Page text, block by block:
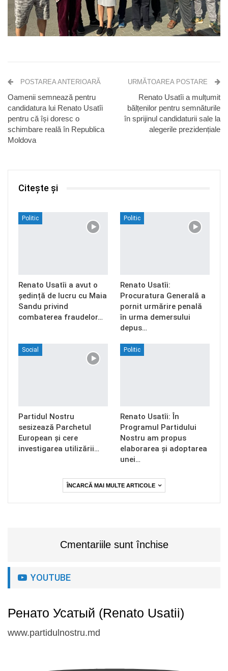
POSTAREA ANTERIOARĂ
Oamenii semnează pentru
candidatura lui Renato Usatîi
pentru că își doresc o
schimbare reală în Republica
Moldova
URMĂTOAREA POSTARE
Renato Usatîi a mulțumit
bălțenilor pentru semnăturile
în sprijinul candidaturii sale la
alegerile prezidențiale
Citește și
Politic
Renato Usatîi a avut o
ședință de lucru cu Maia
Sandu privind
combaterea fraudelor…
Politic
Renato Usatîi:
Procuratura Generală a
pornit urmărire penală
în urma demersului
depus…
Social
Partidul Nostru
sesizează Parchetul
European și cere
investigarea utilizării…
Politic
Renato Usatîi: În
Programul Partidului
Nostru am propus
elaborarea și adoptarea
unei…
ÎNCARCĂ MAI MULTE ARTICOLE
Cmentariile sunt închise
YOUTUBE
Ренато Усатый (Renato Usatii)
www.partidulnostru.md